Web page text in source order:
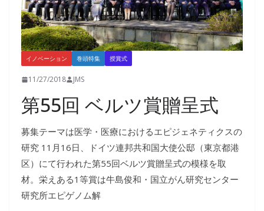
イノベーション 巻頭特集 授賞式
11/27/2018 JMS
第55回 ベルツ賞贈呈式
募集テーマは医学・医療におけるエピジェネティクスの
研究 11月16日、ドイツ連邦共和国大使公邸（東京都港
区）にて行われた第55回ベルツ賞贈呈式の模様を取
材。栄えある1等賞は牛島俊和・国立がん研究センター
研究所エピゲノム解